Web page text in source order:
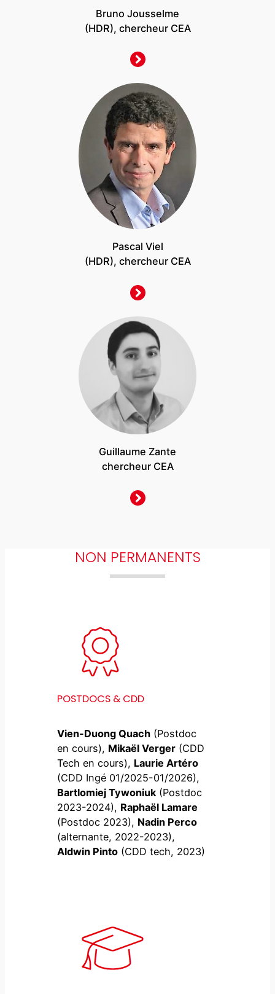
Bruno Jousselme
(HDR), chercheur CEA
Pascal Viel
(HDR), chercheur CEA
Guillaume Zante
chercheur CEA
NON PERMANENTS
POSTDOCS & CDD
Vien-Duong Quach(Postdoc
en cours), Mikaël Verger(CDD
Tech en cours), Laurie Artéro
(CDD Ingé 01/2025-01/2026),
Bartlomiej Tywoniuk(Postdoc
2023-2024), Raphaël Lamare
(Postdoc 2023), Nadin Perco
(alternante, 2022-2023),
Aldwin Pinto(CDD tech, 2023)